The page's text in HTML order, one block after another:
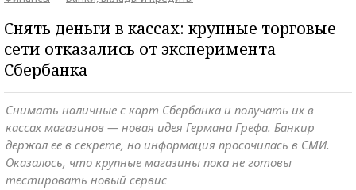
Снять деньги в кассах: крупные торговые
сети отказались от эксперимента
Сбербанка
Снимать наличные с карт Сбербанка и получать их в
кассах магазинов — новая идея Германа Грефа. Банкир
держал ее в секрете, но информация просочилась в СМИ.
Оказалось, что крупные магазины пока не готовы
тестировать новый сервис